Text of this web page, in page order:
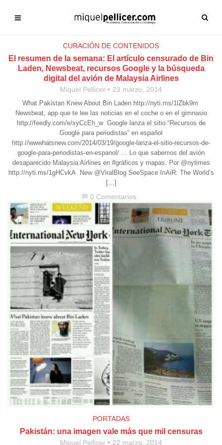
CURACIÓN DE CONTENIDOS
El resumen de la semana: El artículo censurado de Bin
Laden, Newsbeat, recursos Google y la búsqueda
digital del avión de Malaysia Airlines
Miquel Pellicer 23 marzo, 2014
What Pakistan Knew About Bin Laden http://nyti.ms/1lZbk9m
Newsbeat, app que te lee las noticias en el coche o en el gimnasio
http://feedly.com/e/xyCcEh_w Google lanza el sitio “Recursos de
Google para periodistas” en español
http://wwwhatsnew.com/2014/03/19/google-lanza-el-sitio-recursos-de-
google-para-periodistas-en-espanol/ … Lo que sabemos del avión
desaparecido Malaysia Airlines en #gráficos y mapas. Por @nytimes
http://nyti.ms/1gHCvkA New @ViralBlog SeeSpace InAiR: The World’s
[…]
chat_bubble 0 Comentarios
PORTADAS
Pakistán: una imagen vale más que mil censuras
Miquel Pellicer 22 marzo, 2014